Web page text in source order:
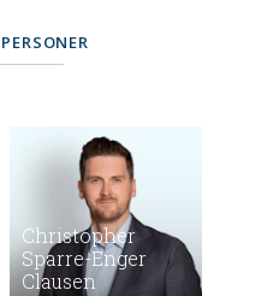
Christopher
Sparre-Enger
Clausen